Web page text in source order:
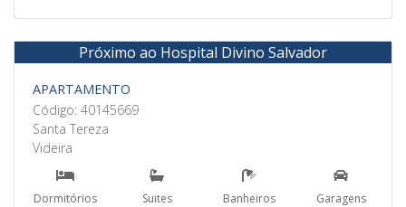
Venda
Próximo ao Hospital Divino Salvador
APARTAMENTO
Código: 40145669
Santa Tereza
Videira
Dormitórios Suites Banheiros Garagens